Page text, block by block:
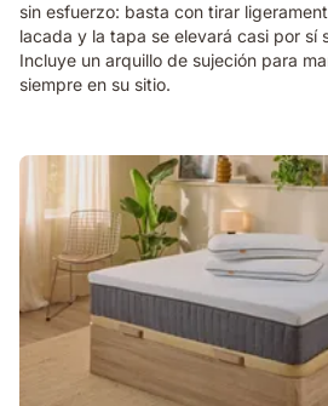
sin esfuerzo: basta con tirar
lacada y la tapa se elevará casi por sí
Incluye un arquillo de sujeción para
siempre en su sitio.